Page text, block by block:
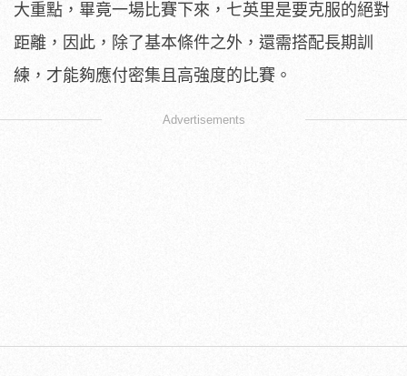
大重點，畢竟一場比賽下來，七英里是要克服的絕對
距離，因此，除了基本條件之外，還需搭配長期訓
練，才能夠應付密集且高強度的比賽。
Advertisements